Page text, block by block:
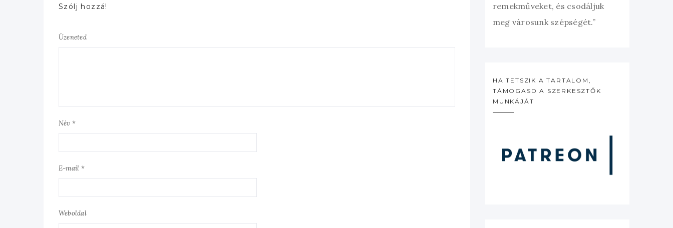
Szólj hozzá!
Üzeneted
Név *
E-mail *
Weboldal
remekműveket, és csodáljuk
meg városunk szépségét.”
HA TETSZIK A TARTALOM,
TÁMOGASD A SZERKESZTŐK
MUNKÁJÁT